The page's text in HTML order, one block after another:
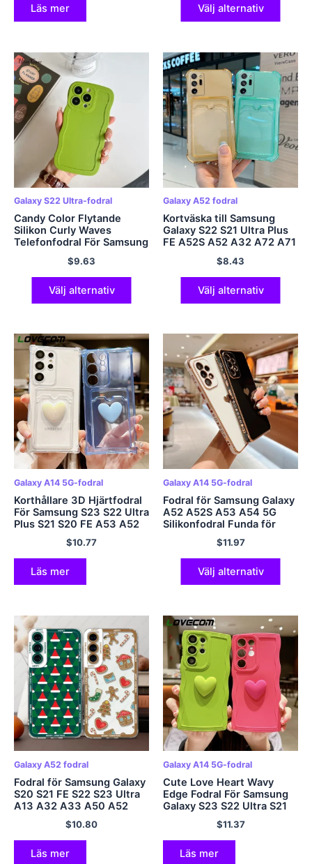
Läs mer Välj alternativ
Galaxy S22 Ultra-fodral
Candy Color Flytande
Silikon Curly Waves
Telefonfodral För Samsung
Galaxy S23 S22 Ultra S21
Plus S20 FE A73 A53 A33
5G Cover Fundas
$9.63
Välj alternativ
Galaxy A52 fodral
Kortväska till Samsung
Galaxy S22 S21 Ultra Plus
FE A52S A52 A32 A72 A71
A51 A21S A13 A12 A22
A13 A53 A13 5G
Korthållare Kapa
$8.43
Välj alternativ
Galaxy A14 5G-fodral
Korthållare 3D Hjärtfodral
För Samsung S23 S22 Ultra
Plus S21 S20 FE A53 A52
A23 A14 A34 A32 A54
A13 5G Stötsäkert
genomskinligt skydd
$10.77
Läs mer
Galaxy A14 5G-fodral
Fodral för Samsung Galaxy
A52 A52S A53 A54 5G
Silikonfodral Funda för
Samsung A13 A12 M12
A34 A14 A33 S23 S22 S21
S20 Ultra FE 5G
$11.97
Välj alternativ
Galaxy A52 fodral
Fodral för Samsung Galaxy
S20 S21 FE S22 S23 Ultra
A13 A32 A33 A50 A52
A53 A73 A54 A14 Mjukt
skal God Jul
$10.80
Läs mer
Galaxy A14 5G-fodral
Cute Love Heart Wavy
Edge Fodral För Samsung
Galaxy S23 S22 Ultra S21
S20 FE Plus A53 A52 A23
A14 A34 A54 A33 A32 5G
Soft Cover
$11.37
Läs mer